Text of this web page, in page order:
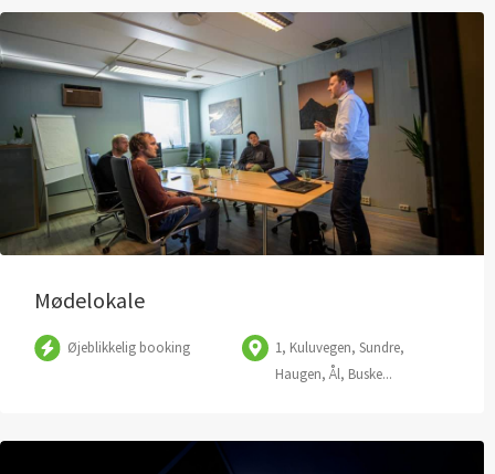
Mødelokale
Øjeblikkelig booking
1, Kuluvegen, Sundre,
Haugen, Ål, Buske...